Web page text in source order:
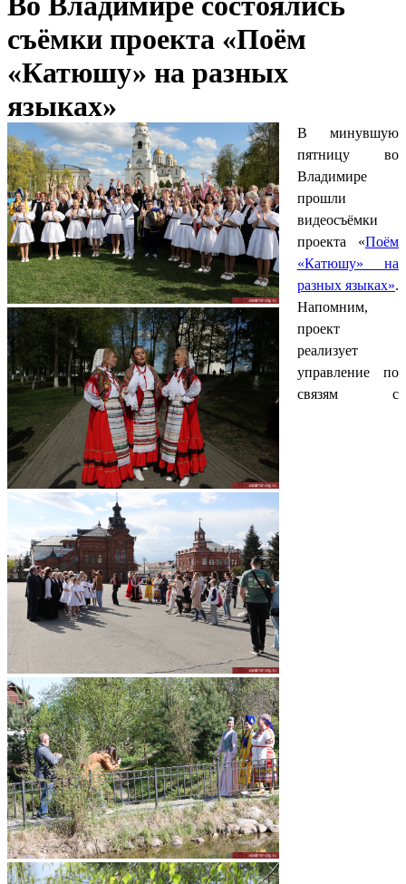
съёмки проекта «Поём
«Катюшу» на разных
языках»
В минувшую
пятницу во
Владимире
прошли
видеосъёмки
проекта «Поём
«Катюшу» на
разных языках».
Напомним,
проект
реализует
управление по
связям с